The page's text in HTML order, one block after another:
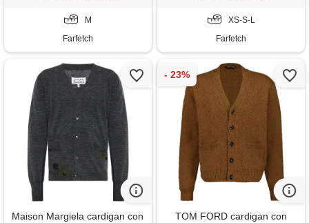
M
Farfetch
XS-S-L
Farfetch
Maison Margiela cardigan con
TOM FORD cardigan con